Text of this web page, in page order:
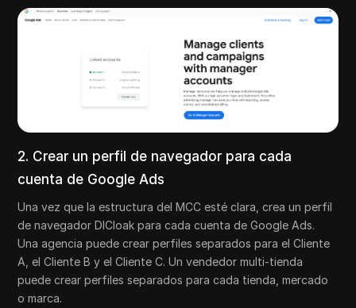
2. Crear un perfil de navegador para cada
cuenta de Google Ads
Una vez que la estructura del MCC esté clara, crea un perfil
de navegador DICloak para cada cuenta de Google Ads.
Una agencia puede crear perfiles separados para el Cliente
A, el Cliente B y el Cliente C. Un vendedor multi-tienda
puede crear perfiles separados para cada tienda, mercado
o marca.